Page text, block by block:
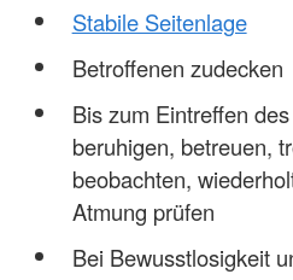
Stabile Seitenlage
Betroffenen zudecken
Bis zum Eintreffen
beruhigen, betreuen,
beobachten,
Atmung prüfen
Bei Bewusstlosigkeit